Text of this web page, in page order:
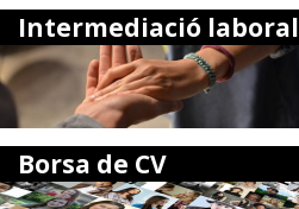
Intermediació laboral
Borsa de CV